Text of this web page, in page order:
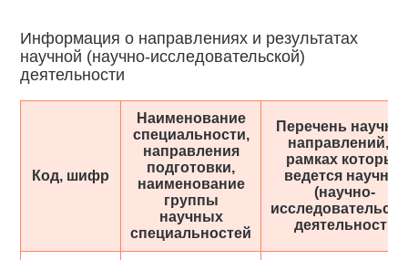
Информация о направлениях и результатах
научной (научно-исследовательской)
деятельности
Код, шифр
Наименование
специальности,
направления
подготовки,
наименование
группы
научных
специальностей
Перечень
направлений, в
рамках которых
ведется научная
(научно-
деятельность